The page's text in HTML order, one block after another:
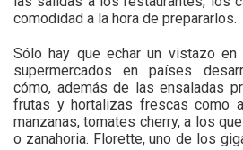
comodidad a la hora de prepararlos.
Sólo hay que echar un vistazo
supermercados en países
cómo, además de las ensaladas
frutas y hortalizas frescas como
manzanas, tomates cherry, a los
o zanahoria. Florette, uno de los